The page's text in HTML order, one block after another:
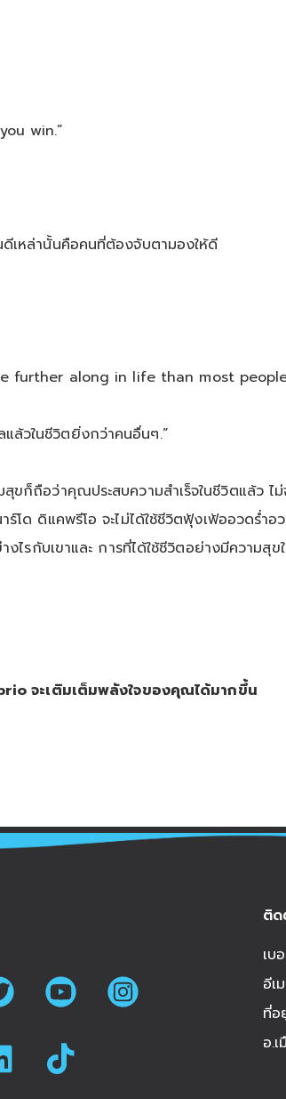
win.”
เหล่านั้นคือคนที่ต้องจับตามองให้ดี
further along in life than most
ล้วในชีวิตยิ่งกว่าคนอื่นๆ.”
ก็ถือว่าคุณประสบความสำเร็จในชีวิตแล้ว ไ
ด ดิแคพรีโอ จะไม่ได้ใช้ชีวิตฟุ้งเฟ้ออวดร่ำ
ไรกับเขาและ การที่ได้ใช้ชีวิตอย่างมีความ
จะเติมเต็มพลังใจของคุณได้มากขึ้น
ติด
เ
อีเ
ที่อ
อ.